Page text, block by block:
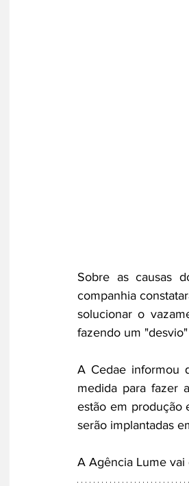
Sobre as causas
companhia
solucionar o
fazendo um
A Cedae informou
medida para fazer
estão em produção
serão implantadas
A Agência Lume vai